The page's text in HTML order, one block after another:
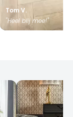
Tom V.
"Heel blij mee!"